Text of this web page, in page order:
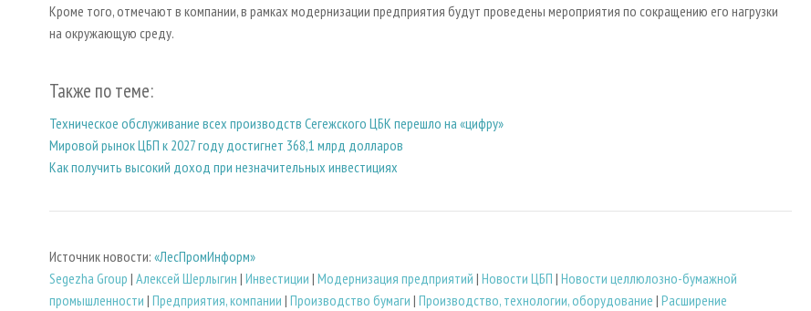
Кроме того, отмечают в компании, в рамках модернизации предприятия будут проведены мероприятия по сокращению его нагрузки
на окружающую среду.
Также по теме:
Техническое обслуживание всех производств Сегежского ЦБК перешло на «цифру»
Мировой рынок ЦБП к 2027 году достигнет 368,1 млрд долларов
Как получить высокий доход при незначительных инвестициях
Источник новости: «ЛесПромИнформ»
Segezha Group | Алексей Шерлыгин | Инвестиции | Модернизация предприятий | Новости ЦБП | Новости целлюлозно-бумажной
промышленности | Предприятия, компании | Производство бумаги | Производство, технологии, оборудование | Расширение